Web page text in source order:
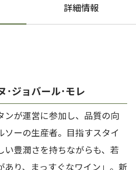
詳細情報
･ジョバール･モレ
ンが運営に参加し、品質の向
ソーの生産者。目指すスタイ
い豊潤さを持ちながらも、若